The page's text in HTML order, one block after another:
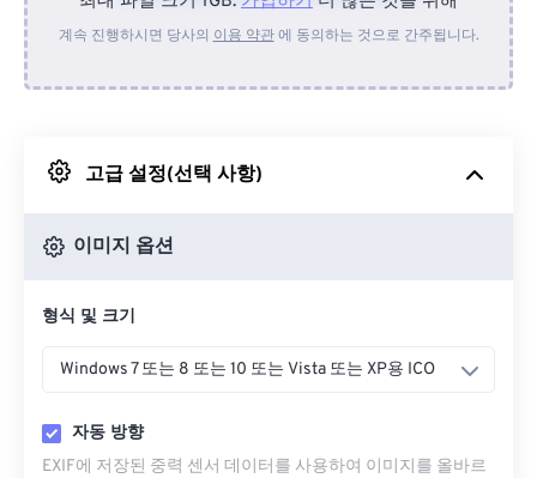
장치에서
Google 드라이브에서
계속 진행하시면 당사의 이용 약관에 동의하는 것으로 간주됩니다.
고급 설정(선택 사항)
이미지 옵션
형식 및 크기
Windows 7 또는 8 또는 10 또는 Vista 또는 XP용 ICO
자동 방향
EXIF에 저장된 중력 센서 데이터를 사용하여 이미지를 올바르